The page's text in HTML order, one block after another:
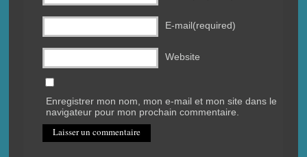
E-mail(required)
Website
Enregistrer mon nom, mon e-mail et mon site dans le
navigateur pour mon prochain commentaire.